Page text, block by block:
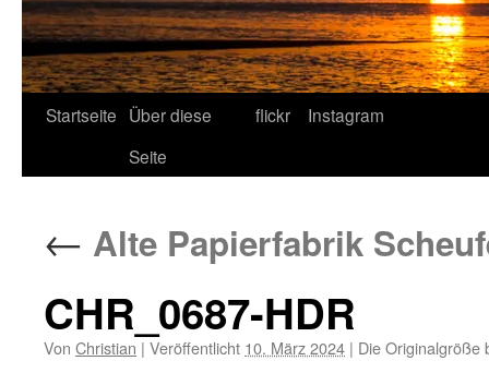
Startseite Über diese
Seite
flickr Instagram
← Alte Papierfabrik
CHR_0687-HDR
Von Christian | Veröffentlicht 10. März 2024 | Die Originalgröße